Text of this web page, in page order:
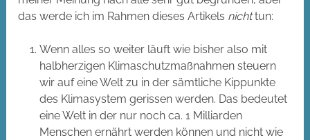
das werde ich im Rahmen dieses Artikels nichttun:
Wenn alles so weiter läuft wie bisher also mit
halbherzigen Klimaschutzmaßnahmen steuern
wir auf eine Welt zu in der sämtliche Kippunkte
des Klimasystem gerissen werden. Das bedeutet
eine Welt in der nur noch ca. 1 Milliarden
Menschen ernährt werden können und nicht wie